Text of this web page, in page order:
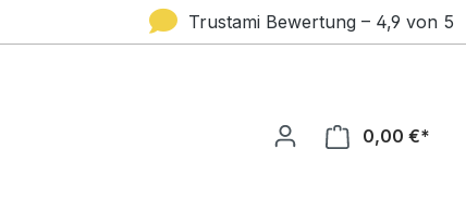
Trustami Bewertung – 4,9 von 5
0,00 €*